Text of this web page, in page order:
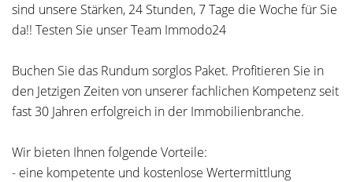
sind unsere Stärken, 24 Stunden, 7 Tage die Woche für Sie
da!! Testen Sie unser Team Immodo24
Buchen Sie das Rundum sorglos Paket. Profitieren Sie in
den Jetzigen Zeiten von unserer fachlichen Kompetenz seit
fast 30 Jahren erfolgreich in der Immobilienbranche.
Wir bieten Ihnen folgende Vorteile:
- eine kompetente und kostenlose Wertermittlung